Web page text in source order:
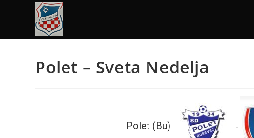
Polet – Sveta Nedelja
Polet (Bu) -